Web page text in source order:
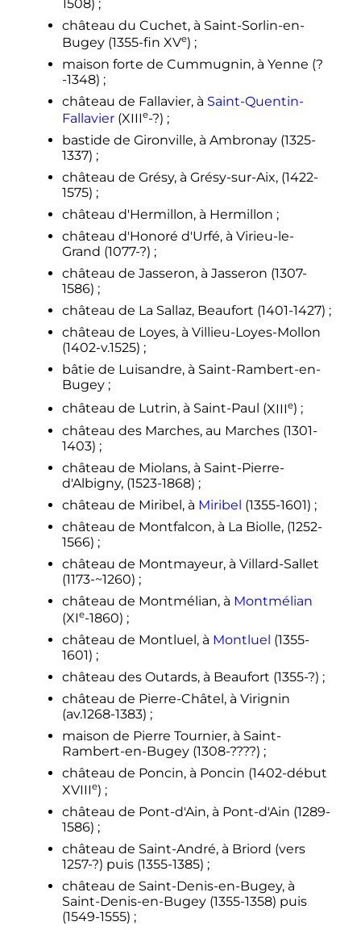
1508) ;
château du Cuchet, à Saint-Sorlin-en-
Bugey (1355-fin XVe) ;
maison forte de Cummugnin, à Yenne (?
-1348) ;
château de Fallavier, à Saint-Quentin-
Fallavier(XIIIe-?) ;
bastide de Gironville, à Ambronay (1325-
1337) ;
château de Grésy, à Grésy-sur-Aix, (1422-
1575) ;
château d'Hermillon, à Hermillon ;
château d'Honoré d'Urfé, à Virieu-le-
Grand (1077-?) ;
château de Jasseron, à Jasseron (1307-
1586) ;
château de La Sallaz, Beaufort (1401-1427) ;
château de Loyes, à Villieu-Loyes-Mollon
(1402-v.1525) ;
bâtie de Luisandre, à Saint-Rambert-en-
Bugey ;
château de Lutrin, à Saint-Paul (XIIIe) ;
château des Marches, au Marches (1301-
1403) ;
château de Miolans, à Saint-Pierre-
d'Albigny, (1523-1868) ;
château de Miribel, à Miribel (1355-1601) ;
château de Montfalcon, à La Biolle, (1252-
1566) ;
château de Montmayeur, à Villard-Sallet
(1173-~1260) ;
château de Montmélian, à Montmélian
(XIe-1860) ;
château de Montluel, à Montluel (1355-
1601) ;
château des Outards, à Beaufort (1355-?) ;
château de Pierre-Châtel, à Virignin
(av.1268-1383) ;
maison de Pierre Tournier, à Saint-
Rambert-en-Bugey (1308-????) ;
château de Poncin, à Poncin (1402-début
XVIIIe) ;
château de Pont-d'Ain, à Pont-d'Ain (1289-
1586) ;
château de Saint-André, à Briord (vers
1257-?) puis (1355-1385) ;
château de Saint-Denis-en-Bugey, à
Saint-Denis-en-Bugey (1355-1358) puis
(1549-1555) ;